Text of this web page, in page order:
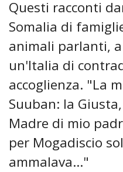
Questi racconti
Somalia di
animali parlanti,
un'Italia di
accoglienza. "La
Suuban: la
Madre di mio
per Mogadiscio
ammalava..."